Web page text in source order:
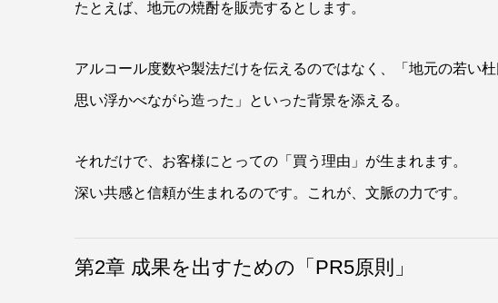
たとえば、地元の焼酎を販売するとします。
アルコール度数や製法だけを伝えるのではなく、「地元の若い
思い浮かべながら造った」といった背景を添える。
それだけで、お客様にとっての「買う理由」が生まれます。
深い共感と信頼が生まれるのです。これが、文脈の力です。
第2章 成果を出すための「PR5原則」